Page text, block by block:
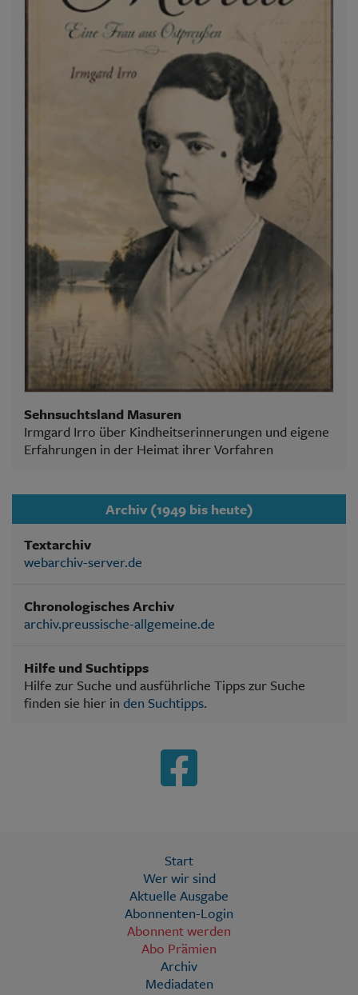
Sehnsuchtsland Masuren
Irmgard Irro über Kindheitserinnerungen und eigene
Erfahrungen in der Heimat ihrer Vorfahren
Archiv (1949 bis heute)
Textarchiv
webarchiv-server.de
Chronologisches Archiv
archiv.preussische-allgemeine.de
Hilfe und Suchtipps
Hilfe zur Suche und ausführliche Tipps zur Suche
finden sie hier in den Suchtipps.
Start
Wer wir sind
Aktuelle Ausgabe
Abonnenten-Login
Abonnent werden
Abo Prämien
Archiv
Mediadaten